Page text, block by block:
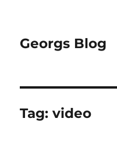
Georgs Blog
Tag:video